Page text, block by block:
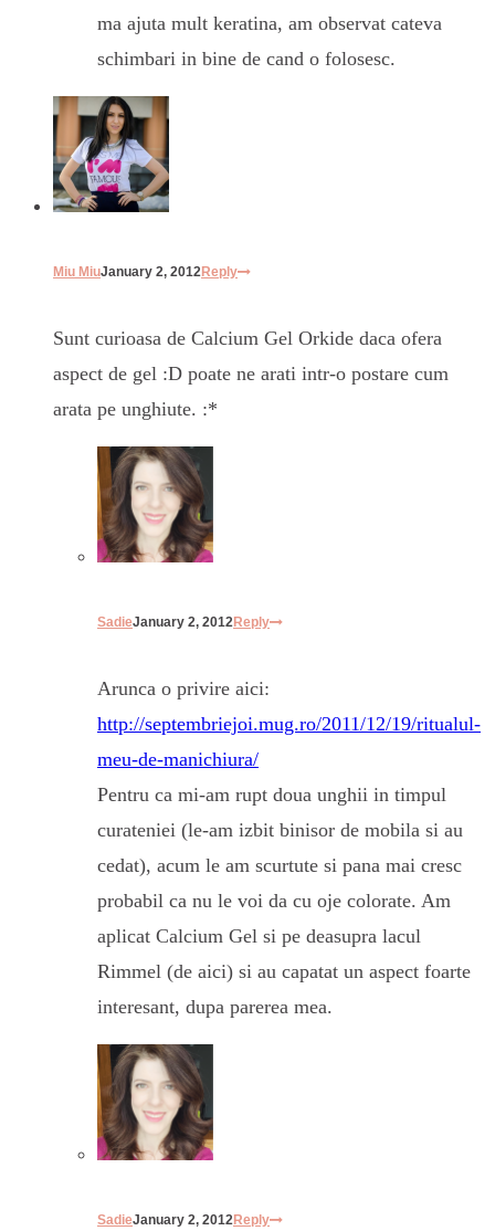
ma ajuta mult keratina, am observat cateva
schimbari in bine de cand o folosesc.
Miu MiuJanuary 2, 2012Reply
Sunt curioasa de Calcium Gel Orkide daca ofera
aspect de gel :D poate ne arati intr-o postare cum
arata pe unghiute. :*
SadieJanuary 2, 2012Reply
Arunca o privire aici:
http://septembriejoi.mug.ro/2011/12/19/ritualul-
meu-de-manichiura/
Pentru ca mi-am rupt doua unghii in timpul
curateniei (le-am izbit binisor de mobila si au
cedat), acum le am scurtute si pana mai cresc
probabil ca nu le voi da cu oje colorate. Am
aplicat Calcium Gel si pe deasupra lacul
Rimmel (de aici) si au capatat un aspect foarte
interesant, dupa parerea mea.
SadieJanuary 2, 2012Reply